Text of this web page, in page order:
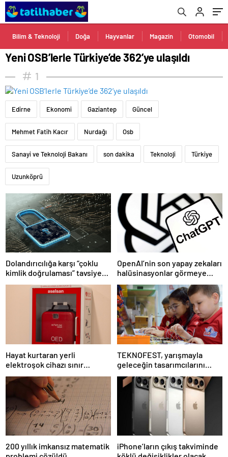
Bilim & Teknoloji Doğa Hayvanlar Magazin Otomobil
Yeni OSB’lerle Türkiye’de 362’ye ulaşıldı
1
Edirne Ekonomi Gaziantep Güncel
Mehmet Fatih Kacır Nurdağı Osb
Sanayi ve Teknoloji Bakanı son dakika Teknoloji Türkiye
Uzunköprü
Dolandırıcılığa karşı “çoklu
kimlik doğrulaması” tavsiye
ediliyor
OpenAI’nin son yapay zekaları
halüsinasyonlar görmeye
başladı
Hayat kurtaran yerli
elektroşok cihazı sınır
kapısında da görevde
TEKNOFEST, yarışmayla
geleceğin tasarımcılarını
seçiyor
200 yıllık imkansız matematik
iPhone’ların çıkış takviminde